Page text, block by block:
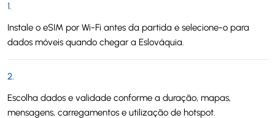
1.
Instale o eSIM por Wi-Fi antes da partida e selecione-o para
dados móveis quando chegar a Eslováquia.
2.
Escolha dados e validade conforme a duração, mapas,
mensagens, carregamentos e utilização de hotspot.